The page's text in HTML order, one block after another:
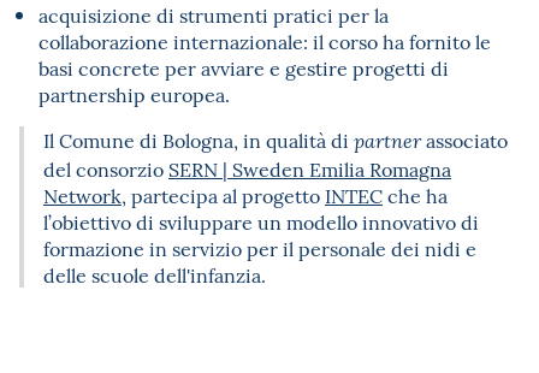
acquisizione di strumenti pratici per la
collaborazione internazionale: il corso ha fornito le
basi concrete per avviare e gestire progetti di
partnership europea.
Il Comune di Bologna, in qualità di partnerassociato
del consorzio SERN | Sweden Emilia Romagna
Network, partecipa al progetto INTECche ha
l’obiettivo di sviluppare un modello innovativo di
formazione in servizio per il personale dei nidi e
delle scuole dell'infanzia.